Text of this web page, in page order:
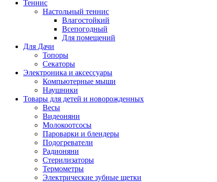
Теннис
Настольный теннис
Влагостойкий
Всепогодный
Для помещений
Для Дачи
Топоры
Секаторы
Электроника и аксессуары
Компьютерные мыши
Наушники
Товары для детей и новорожденных
Весы
Видеоняни
Молокоотсосы
Пароварки и блендеры
Подогреватели
Радионяни
Стерилизаторы
Термометры
Электрические зубные щетки